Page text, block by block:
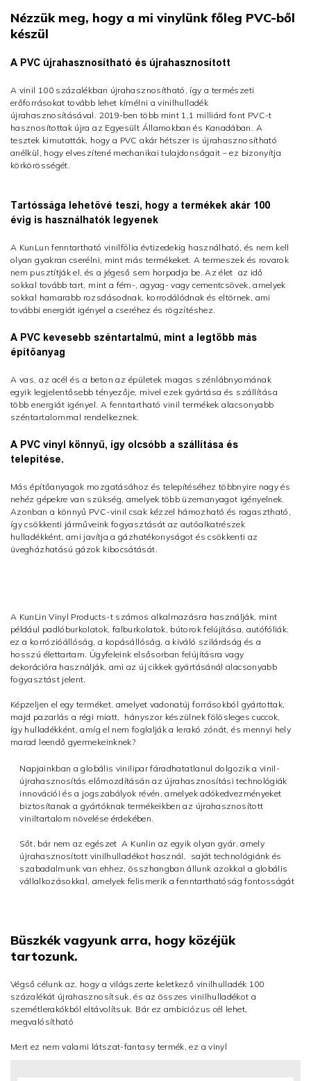
Nézzük meg, hogy a mi vinylünk főleg PVC-ből
készül
A PVC újrahasznosítható és újrahasznosított
A vinil 100 százalékban újrahasznosítható, így a természeti
erőforrásokat tovább lehet kímélni a vinilhulladék
újrahasznosításával. 2019-ben több mint 1,1 milliárd font PVC-t
hasznosítottak újra az Egyesült Államokban és Kanadában. A
tesztek kimutatták, hogy a PVC akár hétszer is újrahasznosítható
anélkül, hogy elveszítené mechanikai tulajdonságait – ez bizonyítja
körkörösségét.
Tartóssága lehetővé teszi, hogy a termékek akár 100
évig is használhatók legyenek
A KunLun fenntartható vinilfólia évtizedekig használható, és nem kell
olyan gyakran cserélni, mint más termékeket. A termeszek és rovarok
nem pusztítják el, és a jégeső sem horpadja be. Az élet az idő
sokkal tovább tart, mint a fém-, agyag- vagy cementcsövek, amelyek
sokkal hamarabb rozsdásodnak, korrodálódnak és eltörnek, ami
további energiát igényel a cseréhez és rögzítéshez.
A PVC kevesebb széntartalmú, mint a legtöbb más
építőanyag
A vas, az acél és a beton az épületek magas szénlábnyomának
egyik legjelentősebb tényezője, mivel ezek gyártása és szállítása
több energiát igényel. A fenntartható vinil termékek alacsonyabb
széntartalommal rendelkeznek.
A PVC vinyl könnyű, így olcsóbb a szállítása és
telepítése.
Más építőanyagok mozgatásához és telepítéséhez többnyire nagy és
nehéz gépekre van szükség, amelyek több üzemanyagot igényelnek.
Azonban a könnyű PVC-vinil csak kézzel hámozható és ragasztható,
így csökkenti járműveink fogyasztását az autóalkatrészek
hulladékként, ami javítja a gázhatékonyságot és csökkenti az
üvegházhatású gázok kibocsátását.
A KunLin Vinyl Products-t számos alkalmazásra használják, mint
például padlóburkolatok, falburkolatok, bútorok felújítása, autófóliák.
ez a korrózióállóság, a kopásállóság, a kiváló szilárdság és a
hosszú élettartam. Ügyfeleink elsősorban felújításra vagy
dekorációra használják, ami az új cikkek gyártásánál alacsonyabb
fogyasztást jelent.
Képzeljen el egy terméket, amelyet vadonatúj forrásokból gyártottak,
majd pazarlás a régi miatt, hányszor készülnek fölösleges cuccok,
így hulladékként, amíg el nem foglalják a lerakó zónát, és mennyi hely
marad leendő gyermekeinknek?
Napjainkban a globális vinilipar fáradhatatlanul dolgozik a vinil-
újrahasznosítás előmozdításán az újrahasznosítási technológiák
innovációi és a jogszabályok révén, amelyek adókedvezményeket
biztosítanak a gyártóknak termékeikben az újrahasznosított
viniltartalom növelése érdekében.
Sőt, bár nem az egészet A Kunlin az egyik olyan gyár, amely
újrahasznosított vinilhulladékot használ, saját technológiánk és
szabadalmunk van ehhez, összhangban állunk azokkal a globális
vállalkozásokkal, amelyek felismerik a fenntarthatóság fontosságát
Büszkék vagyunk arra, hogy közéjük
tartozunk.
Végső célunk az, hogy a világszerte keletkező vinilhulladék 100
százalékát újrahasznosítsuk, és az összes vinilhulladékot a
szemétlerakókból eltávolítsuk. Bár ez ambiciózus cél lehet,
megvalósítható
Mert ez nem valami látszat-fantasy termék, ez a vinyl